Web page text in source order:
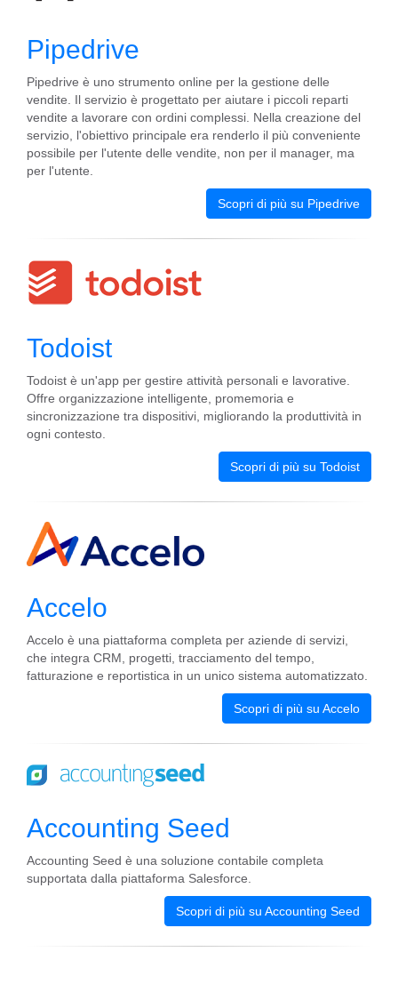
Pipedrive
Pipedrive è uno strumento online per la gestione delle
vendite. Il servizio è progettato per aiutare i piccoli reparti
vendite a lavorare con ordini complessi. Nella creazione del
servizio, l'obiettivo principale era renderlo il più conveniente
possibile per l'utente delle vendite, non per il manager, ma
per l'utente.
Scopri di più su Pipedrive
Todoist
Todoist è un'app per gestire attività personali e lavorative.
Offre organizzazione intelligente, promemoria e
sincronizzazione tra dispositivi, migliorando la produttività in
ogni contesto.
Scopri di più su Todoist
Accelo
Accelo è una piattaforma completa per aziende di servizi,
che integra CRM, progetti, tracciamento del tempo,
fatturazione e reportistica in un unico sistema automatizzato.
Scopri di più su Accelo
Accounting Seed
Accounting Seed è una soluzione contabile completa
supportata dalla piattaforma Salesforce.
Scopri di più su Accounting Seed